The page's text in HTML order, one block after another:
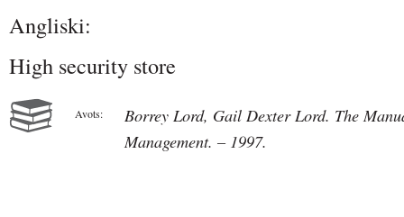
Angliski:
High security store
Avots:
Borrey Lord, Gail Dexter Lord. The
Management. – 1997.